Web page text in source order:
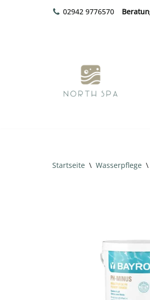
02942 9776570
Startseite \ Wasserpflege \